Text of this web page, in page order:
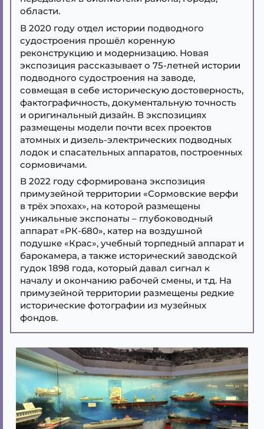
области.
В 2020 году отдел истории подводного
судостроения прошёл коренную
реконструкцию и модернизацию. Новая
экспозиция рассказывает о 75-летней истории
подводного судостроения на заводе,
совмещая в себе историческую достоверность,
фактографичность, документальную точность
и оригинальный дизайн. В экспозициях
размещены модели почти всех проектов
атомных и дизель-электрических подводных
лодок и спасательных аппаратов, построенных
сормовичами.
В 2022 году сформирована экспозиция
примузейной территории «Сормовские верфи
в трёх эпохах», на которой размещены
уникальные экспонаты – глубоководный
аппарат «РК-680», катер на воздушной
подушке «Крас», учебный торпедный аппарат и
барокамера, а также исторический заводской
гудок 1898 года, который давал сигнал к
началу и окончанию рабочей смены, и т.д. На
примузейной территории размещены редкие
исторические фотографии из музейных
фондов.